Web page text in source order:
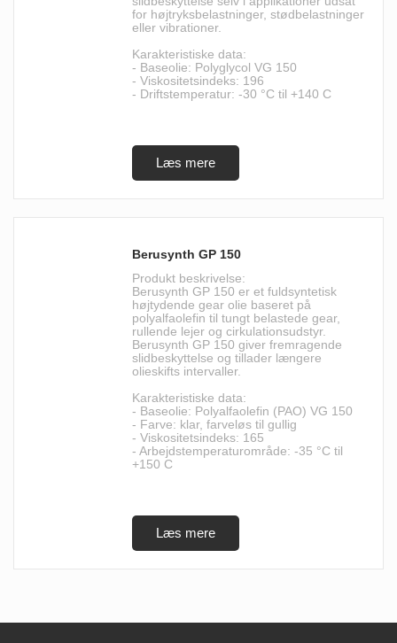
for højtryksbelastninger, stødbelastninger
eller vibrationer.
Karakteristiske data:
- Baseolie: Polyglycol VG 150
- Viskositetsindeks: 196
- Driftstemperatur: -30 °C til +140 C
Berusynth GP 150
Produkt beskrivelse:
Berusynth GP 150 er et fuldsyntetisk
højtydende gear olie baseret på
polyalfaolefin til tungt belastede gear,
rullende lejer og cirkulationsudstyr.
Berusynth GP 150 giver fremragende
slidbeskyttelse og tillader længere
olieskifts intervaller.
Karakteristiske data:
- Baseolie: Polyalfaolefin (PAO) VG 150
- Farve: klar, farveløs til gullig
- Viskositetsindeks: 165
- Arbejdstemperaturområde: -35 °C til
+150 C